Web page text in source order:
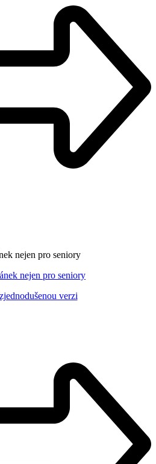
nejen pro seniory
verzi